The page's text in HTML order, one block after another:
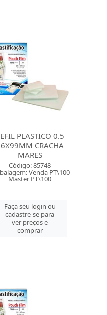
PLASTICO 0.5
CRACHA
MARES
Código: 85748
Venda PT\100
Master PT\100
Faça seu login ou
cadastre-se para
ver preços e
comprar